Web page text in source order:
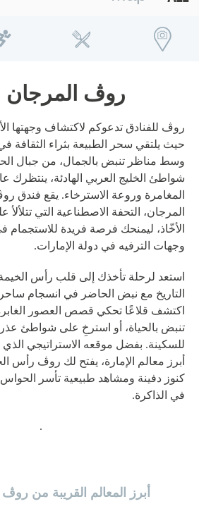
معلومات عنا
روڤ هوم
إتش كيو باي
تطوير
الوظائف
الاستدامة
جهة الاتصال
روڤ المرجان
روڤ للفنادق تدعوكم لاكتشاف وجهتها
حيث يلتقي سحر الطبيعة بثراء الثقافة
وسط مناظر تنبض بالجمال، من جبال
شواطئ الخليج العربي الهادئة، ينتظرك
المغامرة وروعة الاسترخاء. يقع فندق
المرجان، التحفة الاصطناعية التي
الأخّاذ، ليمنحك فرصة فريدة
وجهات الترفيه في دولة الإمارات.
استعد لرحلة تأخذك إلى قلب رأس
التاريخ مع نبض الحاضر في انسجام
اكتشف قلاعًا تحكي قصص العصور
تنبض بالحياة، أو استرخِ على شواطئ
للسكينة. بفضل موقعه الاستراتيجي
أبرز معالم الإمارة، يفتح لك روڤ رأس
كنوز دفينة ومشاهد طبيعية تأسر الحواس
في الذاكرة.
.
أبرز المعالم القريبة من